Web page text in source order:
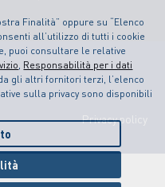
Finalità” oppure su “Elenco
all’utilizzo di tutti i cookie
puoi consultare le relative
, Responsabilità per i dati
gli altri fornitori terzi, l’elenco
sulla privacy sono disponibili
Privacy policy